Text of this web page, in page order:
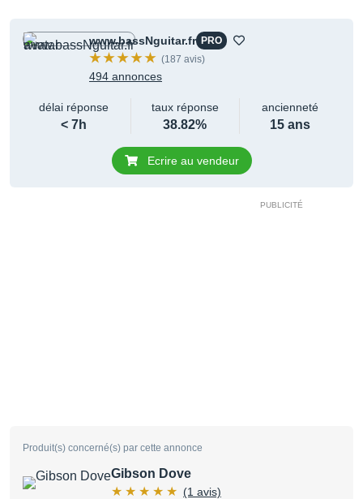
www.bassNguitar.fr PRO
(187 avis)
494 annonces
délai réponse
< 7h
taux réponse
38.82%
ancienneté
15 ans
Ecrire au vendeur
Produit(s) concerné(s) par cette annonce
Gibson Dove
(1 avis)